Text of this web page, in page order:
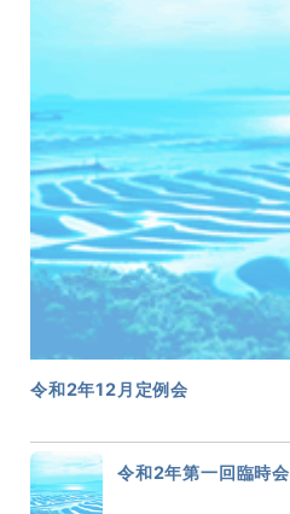
令和2年12月定例会
令和2年第一回臨時会